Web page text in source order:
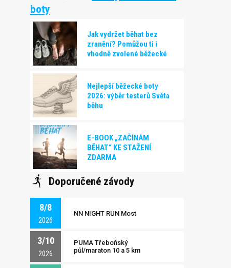
boty
Jak vydržet běhat bez
zranění? Pomůžou ti i
vhodně zvolené běžecké
Nejlepší běžecké boty
2026: výběr testerů Světa
běhu
E-BOOK „ZAČÍNÁM
BĚHAT“ KE STAŽENÍ
ZDARMA
Doporučené závody
8/8
2026
NN NIGHT RUN Most
3/10
2026
PUMA Třeboňský
půl/maraton 10 a 5 km